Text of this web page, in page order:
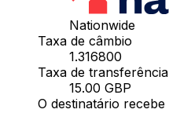
Nationwide
Taxa de câmbio
1.316800
Taxa de transferência
15.00 GBP
O destinatário recebe